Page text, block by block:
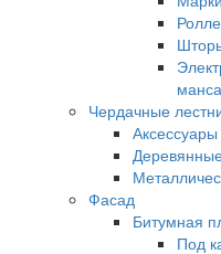
Чердачные
Фасад
Битумная
Под